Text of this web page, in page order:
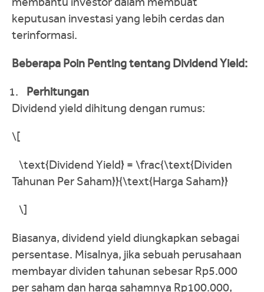
keputusan investasi yang lebih cerdas dan
terinformasi.
Beberapa Poin Penting tentang Dividend Yield:
Perhitungan
Dividend yield dihitung dengan rumus:
\[
\text{Dividend Yield} = \frac{\text{Dividen
Tahunan Per Saham}}{\text{Harga Saham}}
\]​
Biasanya, dividend yield diungkapkan sebagai
persentase. Misalnya, jika sebuah perusahaan
membayar dividen tahunan sebesar Rp5.000
per saham dan harga sahamnya Rp100.000,